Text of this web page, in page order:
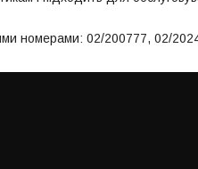
номерами: 02/200777, 02/